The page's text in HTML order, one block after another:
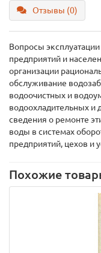
Отзывы (0)
Вопросы
предприятий и
организации
обслуживание
водоочистных и
водоохладительных и
сведения о ремонте
воды в системах
предприятий, цехов и
Похожие